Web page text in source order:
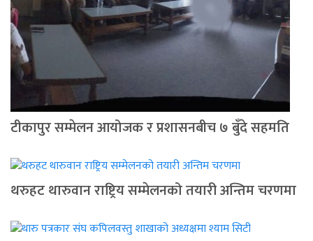
टीकापुर सम्मेलन आयोजक र प्रशासनबीच ७ बुँदे सहमति
थरुहट थारुवान राष्ट्रिय सम्मेलनको तयारी अन्तिम चरणमा